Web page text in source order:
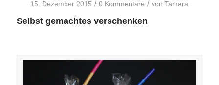
15. Dezember 2015 / 0 Kommentare / vonTamara
Selbst gemachtes verschenken